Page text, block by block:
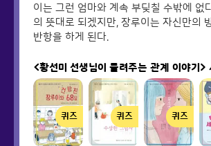
이는 그런 엄마와 계속 부딪칠 수밖에 없
의 뜻대로 되겠지만, 장루이는 자신만의
반항을 하게 된다.
<황선미 선생님이 들려주는 관계 이야기>
퀴즈 퀴즈 퀴즈